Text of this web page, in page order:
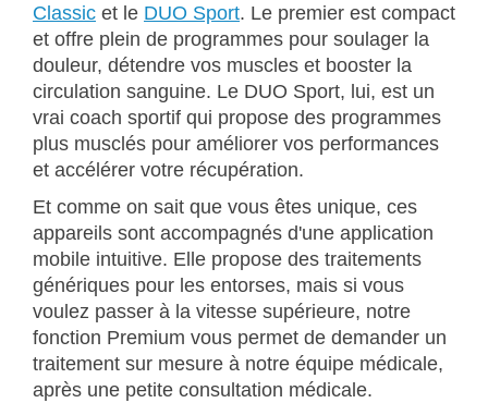
Classic et le DUO Sport. Le premier est compact
et offre plein de programmes pour soulager la
douleur, détendre vos muscles et booster la
circulation sanguine. Le DUO Sport, lui, est un
vrai coach sportif qui propose des programmes
plus musclés pour améliorer vos performances
et accélérer votre récupération.
Et comme on sait que vous êtes unique, ces
appareils sont accompagnés d'une application
mobile intuitive. Elle propose des traitements
génériques pour les entorses, mais si vous
voulez passer à la vitesse supérieure, notre
fonction Premium vous permet de demander un
traitement sur mesure à notre équipe médicale,
après une petite consultation médicale.